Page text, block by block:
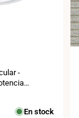
-
o empotrado
En stock